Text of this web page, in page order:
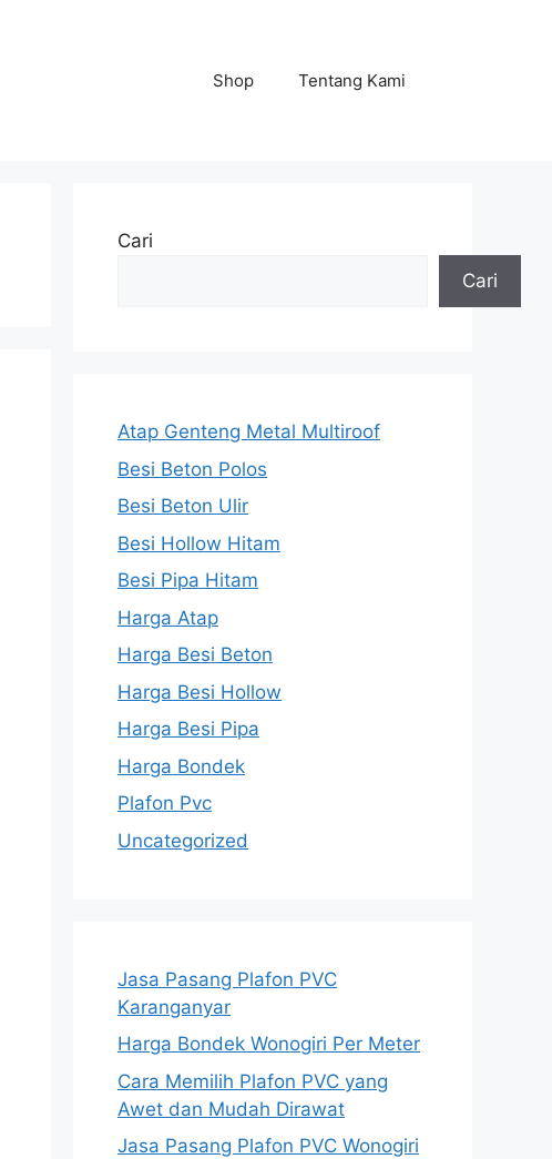
Shop Tentang Kami
Cari
Cari
Atap Genteng Metal Multiroof
Besi Beton Polos
Besi Beton Ulir
Besi Hollow Hitam
Besi Pipa Hitam
Harga Atap
Harga Besi Beton
Harga Besi Hollow
Harga Besi Pipa
Harga Bondek
Plafon Pvc
Uncategorized
Jasa Pasang Plafon PVC
Karanganyar
Harga Bondek Wonogiri Per Meter
Cara Memilih Plafon PVC yang
Awet dan Mudah Dirawat
Jasa Pasang Plafon PVC Wonogiri